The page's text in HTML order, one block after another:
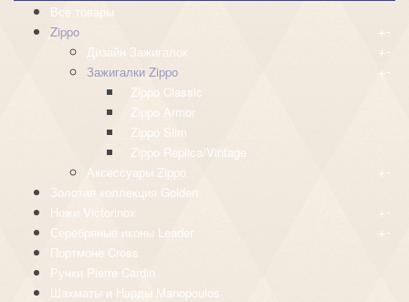
Все товары
Zippo
+-
Дизайн Зажигалок +-
Зажигалки Zippo +-
Zippo Classic
Zippo Armor
Zippo Slim
Zippo Replica/Vintage
Аксессуары Zippo
+-
Золотая коллекция Golden
Ножи Victorinox
+-
Серебряные иконы Leader +-
Портмоне Cross
Ручки Pierre Cardin
Шахматы и Нарды Manopoulos